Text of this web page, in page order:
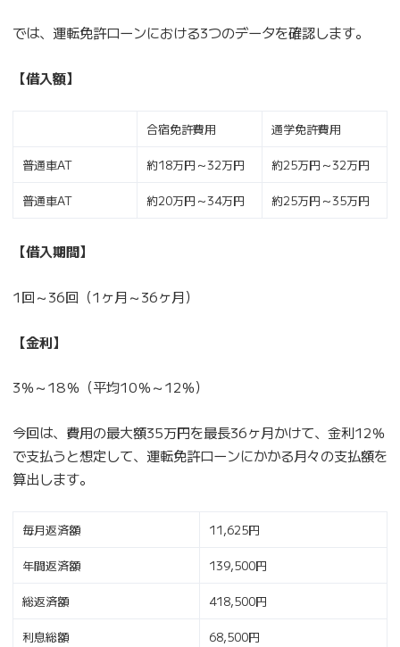
では、運転免許ローンにおける3つのデータを確認します。
【借入額】
合宿免許費用 通学免許費用
普通車AT 約18万円～32万円 約25万円～32万円
普通車AT 約20万円～34万円 約25万円～35万円
【借入期間】
1回～36回（1ヶ月～36ヶ月）
【金利】
3％～18％（平均10％～12％）
今回は、費用の最大額35万円を最長36ヶ月かけて、金利12％
で支払うと想定して、運転免許ローンにかかる月々の支払額を
算出します。
毎月返済額 11,625円
年間返済額 139,500円
総返済額 418,500円
利息総額 68,500円